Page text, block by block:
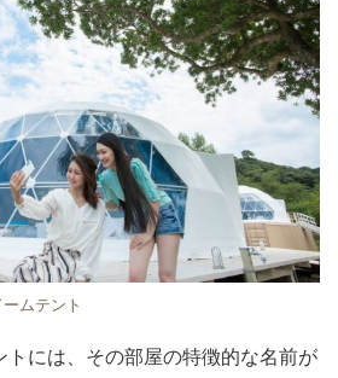
ムテント
トには、その部屋の特徴的な名前が